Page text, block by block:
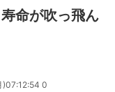
命が吹っ飛ん
0